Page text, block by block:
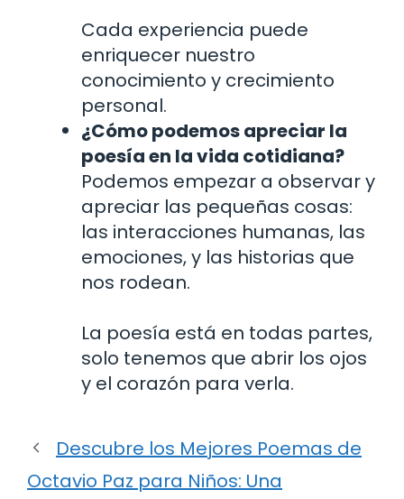
Cada experiencia puede
enriquecer nuestro
conocimiento y crecimiento
personal.
¿Cómo podemos apreciar la
poesía en la vida cotidiana?
Podemos empezar a observar y
apreciar las pequeñas cosas:
las interacciones humanas, las
emociones, y las historias que
nos rodean.
La poesía está en todas partes,
solo tenemos que abrir los ojos
y el corazón para verla.
Descubre los Mejores Poemas de
Octavio Paz para Niños: Una